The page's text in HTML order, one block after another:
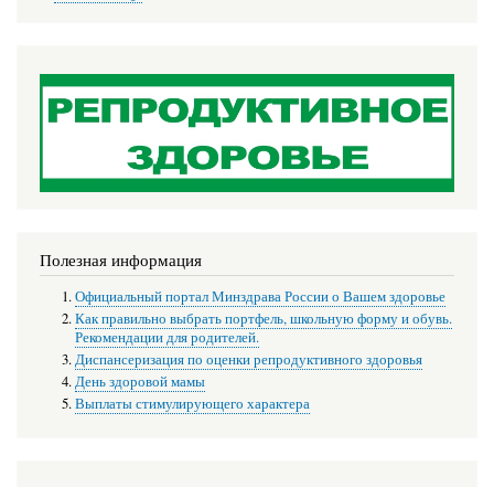
Полезная информация
Официальный портал Минздрава России о Вашем здоровье
Как правильно выбрать портфель, школьную форму и обувь.
Рекомендации для родителей.
Диспансеризация по оценки репродуктивного здоровья
День здоровой мамы
Выплаты стимулирующего характера